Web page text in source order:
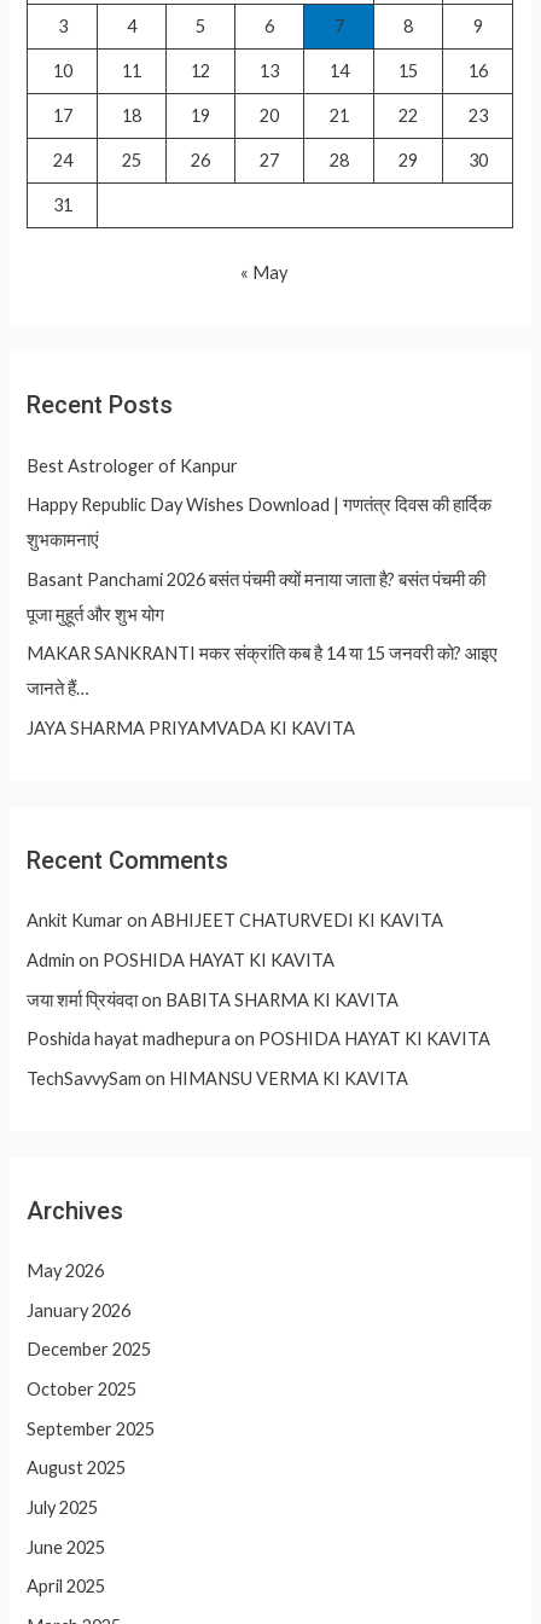
3 4 5 6 7 8 9
10 11 12 13 14 15 16
17 18 19 20 21 22 23
24 25 26 27 28 29 30
31
« May
Recent Posts
Best Astrologer of Kanpur
Happy Republic Day Wishes Download | गणतंत्र दिवस की हार्दिक
शुभकामनाएं
Basant Panchami 2026 बसंत पंचमी क्यों मनाया जाता है? बसंत पंचमी की
पूजा मुहूर्त और शुभ योग
MAKAR SANKRANTI मकर संक्रांति कब है 14 या 15 जनवरी को? आइए
जानते हैं…
JAYA SHARMA PRIYAMVADA KI KAVITA
Recent Comments
Ankit KumaronABHIJEET CHATURVEDI KI KAVITA
Admin on POSHIDA HAYAT KI KAVITA
जया शर्मा प्रियंवदाon BABITA SHARMA KI KAVITA
Poshida hayat madhepura on POSHIDA HAYAT KI KAVITA
TechSavvySam on HIMANSU VERMA KI KAVITA
Archives
May 2026
January 2026
December 2025
October 2025
September 2025
August 2025
July 2025
June 2025
April 2025